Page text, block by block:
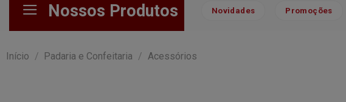
Nossos Produtos Novidades Promoções
Início / Padaria e Confeitaria / Acessórios